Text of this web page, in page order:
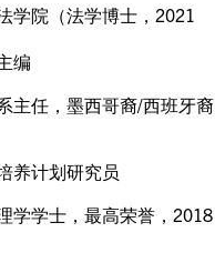
学院（法学博士，2021
编
主任，墨西哥裔/西班牙裔
养计划研究员
学学士，最高荣誉，2018